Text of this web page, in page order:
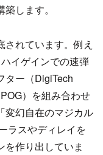
します。
れています。例え
イゲインでの速弾
ター（DigiTech
）を組み合わせ
変幻自在のマジカル
ラスやディレイを
作り出していま